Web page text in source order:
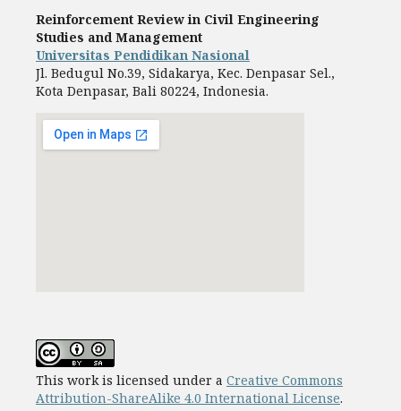
Reinforcement Review in Civil Engineering
Studies and Management
Universitas Pendidikan Nasional
Jl. Bedugul No.39, Sidakarya, Kec. Denpasar Sel.,
Kota Denpasar, Bali 80224, Indonesia.
This work is licensed under a Creative Commons
Attribution-ShareAlike 4.0 International License.